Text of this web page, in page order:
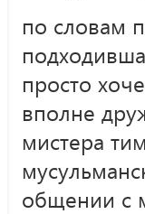
по словам
просто
вполне
мистера
общении с